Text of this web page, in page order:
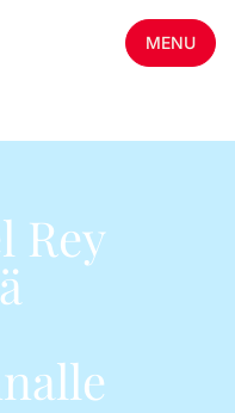
MENU
Rey